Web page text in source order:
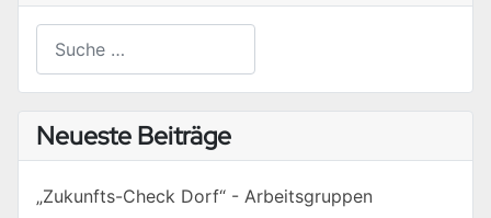
Neueste Beiträge
„Zukunfts-Check Dorf“ - Arbeitsgruppen